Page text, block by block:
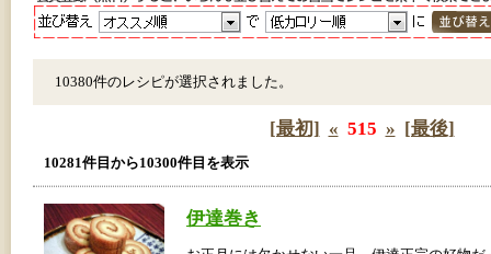
10380件のレシピが選択されました。
[最初] « 515 » [最後]
10281件目から10300件目を表示
伊達巻き